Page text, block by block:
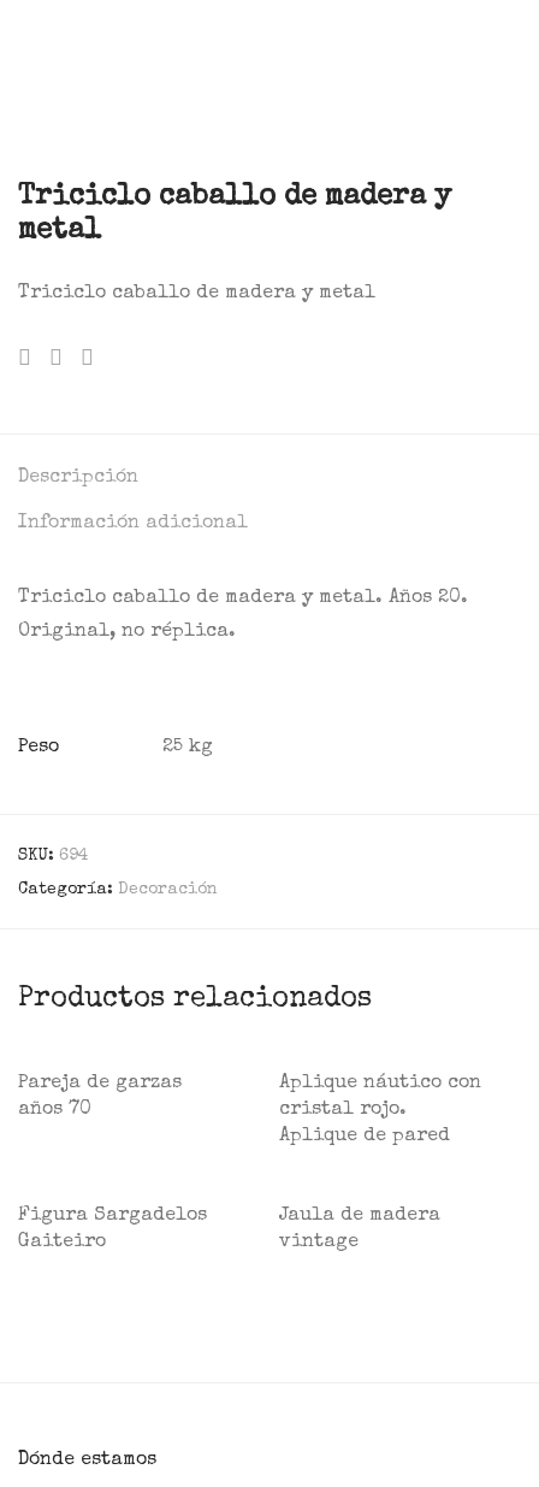
Triciclo caballo de madera y
metal
Triciclo caballo de madera y metal
Descripción
Información adicional
Triciclo caballo de madera y metal. Años 20.
Original, no réplica.
Peso 25 kg
SKU: 694
Categoría: Decoración
Productos relacionados
Pareja de garzas
años 70
Aplique náutico con
cristal rojo.
Aplique de pared
Figura Sargadelos
Gaiteiro
Jaula de madera
vintage
Dónde estamos